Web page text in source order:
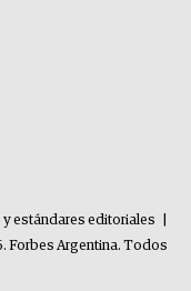
y estándares editoriales
Forbes Argentina. Todos